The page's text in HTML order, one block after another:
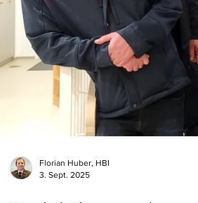
Florian Huber, HBI
3. Sept. 2025